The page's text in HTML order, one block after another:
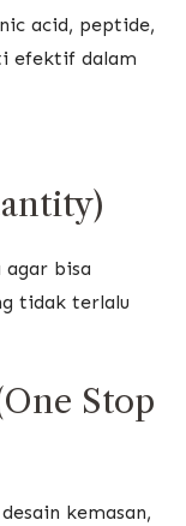
acid, peptide,
efektif dalam
agar bisa
tidak terlalu
Stop
kemasan,